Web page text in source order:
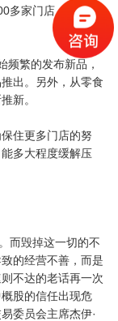
多家门店，2020年
频繁的发布新品，
出。另外，从零食
新。
住更多门店的努
多大程度缓解压
而毁掉这一切的不
的经营不善，而是
不达的老话再一次
股的信任出现危
委员会主席杰伊·